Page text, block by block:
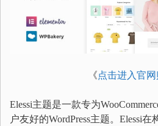
《点击进入官
Elessi主题是一款专为
户友好的WordPress主题。Elessi